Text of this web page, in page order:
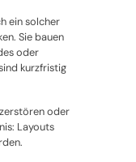
ein solcher
Sie bauen
oder
kurzfristig
oder
Layouts